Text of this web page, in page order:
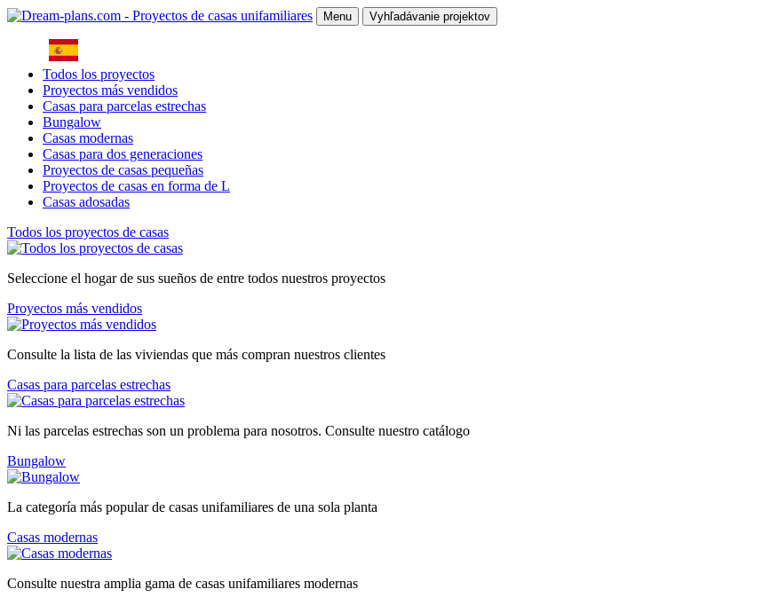
Menu Vyhľadávanie projektov
Todos los proyectos
Proyectos más vendidos
Casas para parcelas estrechas
Bungalow
Casas modernas
Casas para dos generaciones
Proyectos de casas pequeñas
Proyectos de casas en forma de L
Casas adosadas
Todos los proyectos de casas
Seleccione el hogar de sus sueños de entre todos nuestros proyectos
Proyectos más vendidos
Consulte la lista de las viviendas que más compran nuestros clientes
Casas para parcelas estrechas
Ni las parcelas estrechas son un problema para nosotros. Consulte nuestro catálogo
Bungalow
La categoría más popular de casas unifamiliares de una sola planta
Casas modernas
Consulte nuestra amplia gama de casas unifamiliares modernas